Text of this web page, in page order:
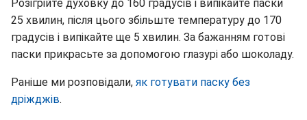
Розігрійте духовку до 160 градусів і випікайте паски
25 хвилин, після цього збільште температуру до 170
градусів і випікайте ще 5 хвилин. За бажанням готові
паски прикрасьте за допомогою глазурі або шоколаду.
Раніше ми розповідали, як готувати паску без
дріжджів.